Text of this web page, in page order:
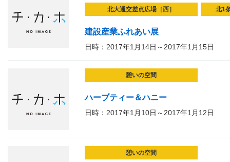
北大通交差点広場［西］ 北1
建設産業ふれあい展
日時：2017年1月14日～2017年1月15日
憩いの空間
ハーブティー＆ハニー
日時：2017年1月10日～2017年1月12日
憩いの空間